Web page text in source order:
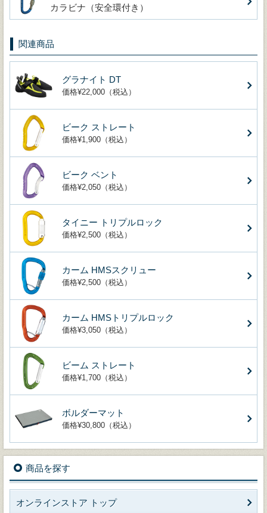
カラビナ（安全環付き）
関連商品
グラナイト DT
価格¥22,000（税込）
ビーク ストレート
価格¥1,900（税込）
ビーク ベント
価格¥2,050（税込）
タイニー トリプルロック
価格¥2,500（税込）
カーム HMSスクリュー
価格¥2,500（税込）
カーム HMSトリプルロック
価格¥3,050（税込）
ビーム ストレート
価格¥1,700（税込）
ボルダーマット
価格¥30,800（税込）
商品を探す
オンラインストア トップ